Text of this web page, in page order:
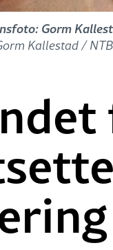
Gorm
Kallestad /